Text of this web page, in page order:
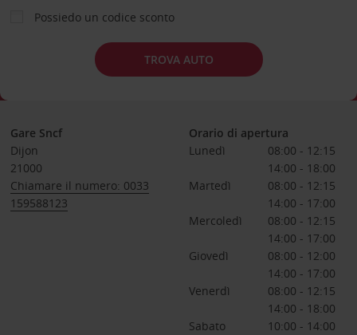
Possiedo un codice sconto
TROVA AUTO
Gare Sncf
Dijon
21000
Chiamare il numero: 0033
159588123
Orario di apertura
Lunedì
08:00 - 12:15
14:00 - 18:00
Martedì
08:00 - 12:15
14:00 - 17:00
Mercoledì
08:00 - 12:15
14:00 - 17:00
Giovedì
08:00 - 12:00
14:00 - 17:00
Venerdì
08:00 - 12:15
14:00 - 18:00
Sabato
10:00 - 14:00